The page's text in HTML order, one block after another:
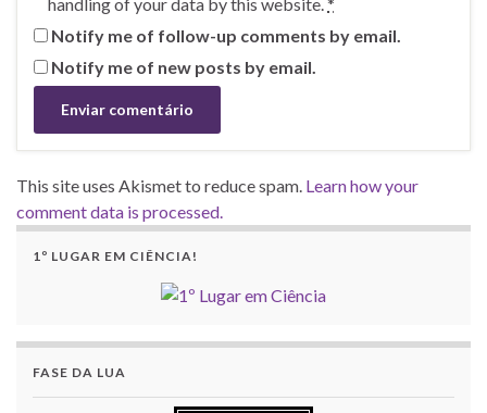
Notify me of follow-up comments by email.
Notify me of new posts by email.
This site uses Akismet to reduce spam. Learn how your
comment data is processed.
1º LUGAR EM CIÊNCIA!
FASE DA LUA